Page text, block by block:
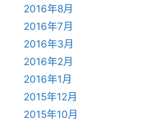
2016年8月
2016年7月
2016年3月
2016年2月
2016年1月
2015年12月
2015年10月